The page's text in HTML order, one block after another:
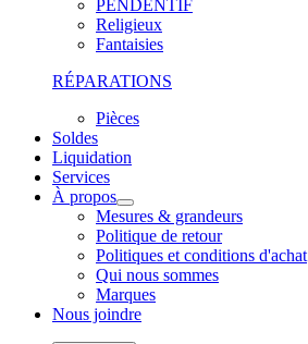
PENDENTIF
Religieux
Fantaisies
RÉPARATIONS
Pièces
Soldes
Liquidation
Services
À propos
Mesures & grandeurs
Politique de retour
Politiques et conditions d'achat
Qui nous sommes
Marques
Nous joindre